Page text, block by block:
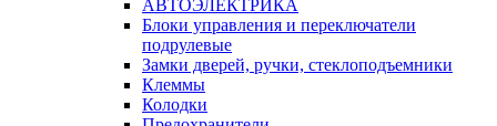
АВТОЭЛЕКТРИКА
Блоки управления и переключатели
подрулевые
Замки дверей, ручки, стеклоподъемники
Клеммы
Колодки